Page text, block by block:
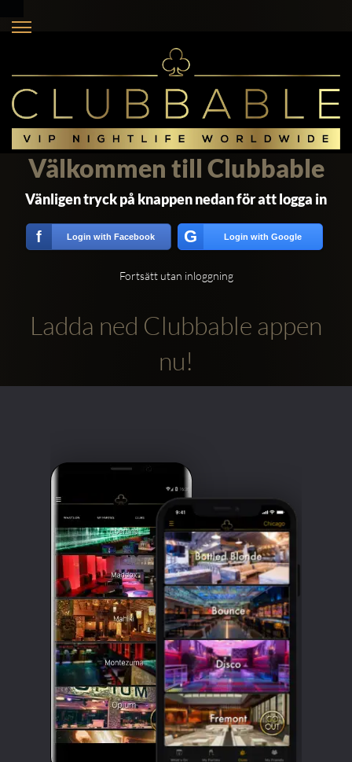
Clubbable
sociala
konton
Välkommen till Clubbable
Vänligen tryck på knappen nedan för att logga in
f Login with Facebook G Login with Google
Fortsätt utan inloggning
Ladda ned Clubbable appen
nu!